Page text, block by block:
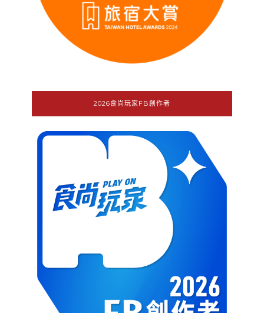
2026食尚玩家FB創作者